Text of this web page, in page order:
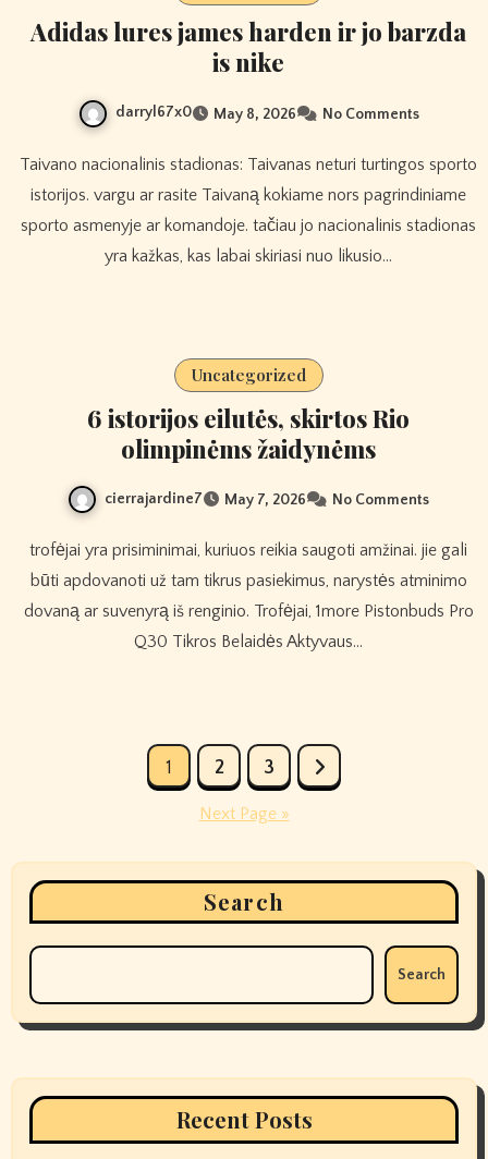
Adidas lures james harden ir jo barzda
is nike
darryl67x0 May 8, 2026 No Comments
Taivano nacionalinis stadionas: Taivanas neturi turtingos sporto
istorijos. vargu ar rasite Taivaną kokiame nors pagrindiniame
sporto asmenyje ar komandoje. tačiau jo nacionalinis stadionas
yra kažkas, kas labai skiriasi nuo likusio…
Uncategorized
6 istorijos eilutės, skirtos Rio
olimpinėms žaidynėms
cierrajardine7 May 7, 2026 No Comments
trofėjai yra prisiminimai, kuriuos reikia saugoti amžinai. jie gali
būti apdovanoti už tam tikrus pasiekimus, narystės atminimo
dovaną ar suvenyrą iš renginio. Trofėjai, 1more Pistonbuds Pro
Q30 Tikros Belaidės Aktyvaus…
1 2 3
Next Page »
Search
Search
Recent Posts